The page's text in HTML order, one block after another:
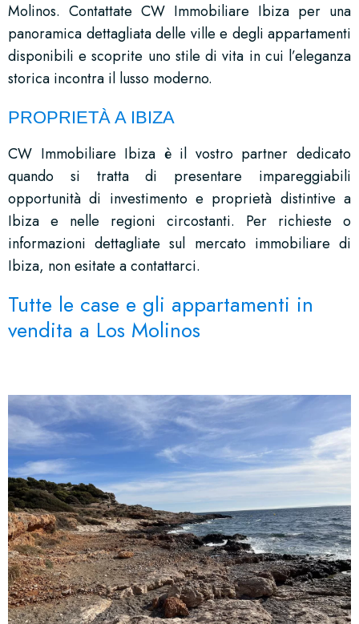
Molinos. Contattate CW Immobiliare Ibiza per una
panoramica dettagliata delle ville e degli appartamenti
disponibili e scoprite uno stile di vita in cui l’eleganza
storica incontra il lusso moderno.
PROPRIETÀ A IBIZA
CW Immobiliare Ibiza è il vostro partner dedicato
quando si tratta di presentare impareggiabili
opportunità di investimento e proprietà distintive a
Ibiza e nelle regioni circostanti. Per richieste o
informazioni dettagliate sul mercato immobiliare di
Ibiza, non esitate a contattarci.
Tutte le case e gli appartamenti in
vendita a Los Molinos